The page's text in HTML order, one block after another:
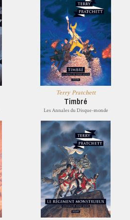
Terry Pratchett
Timbré
Les Annales du Disque-monde